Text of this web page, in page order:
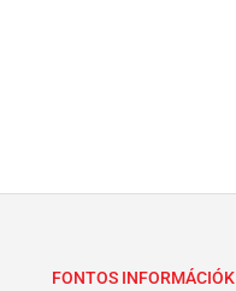
FONTOS INFORMÁCIÓK